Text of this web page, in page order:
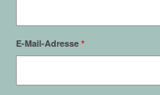
E-Mail-Adresse *